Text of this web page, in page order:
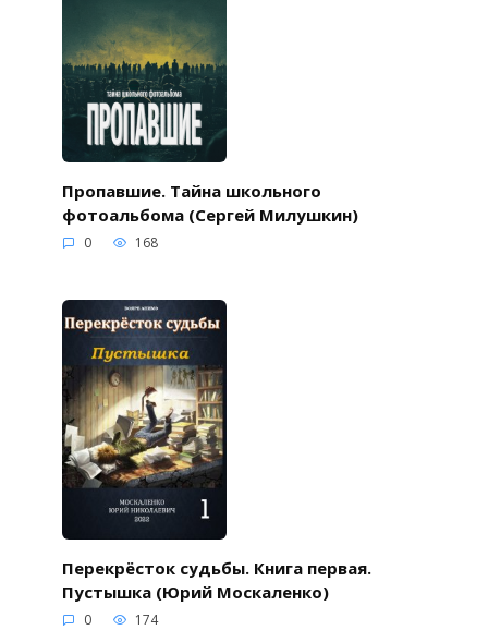
Пропавшие. Тайна школьного
фотоальбома (Сергей Милушкин)
0 168
Перекрёсток судьбы. Книга первая.
Пустышка (Юрий Москаленко)
0 174